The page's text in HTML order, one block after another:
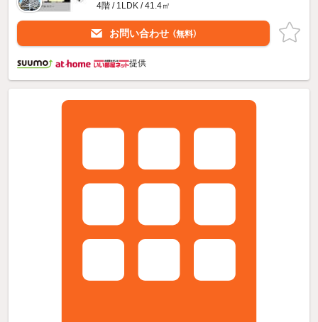
4階 / 1LDK / 41.4㎡
お問い合わせ （無料）
提供